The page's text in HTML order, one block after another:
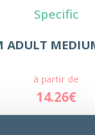
Specific
ADULT
à partir de
14.26€